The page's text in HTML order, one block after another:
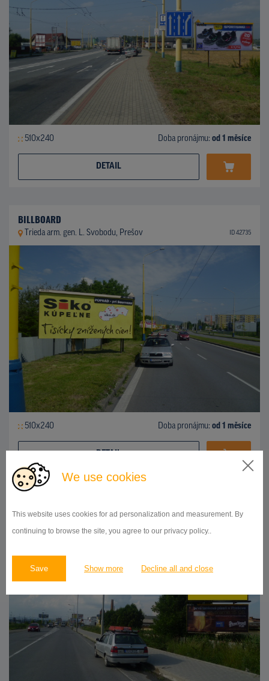
We use cookies
This website uses cookies for ad personalization and measurement. By
continuing to browse the site, you agree to our privacy policy..
Save Show more Decline all and close
510x240 Doba pronájmu: od 1 měsíce
DETAIL
BILLBOARD
Trieda arm. gen. L. Svobodu, Prešov ID 42735
510x240 Doba pronájmu: od 1 měsíce